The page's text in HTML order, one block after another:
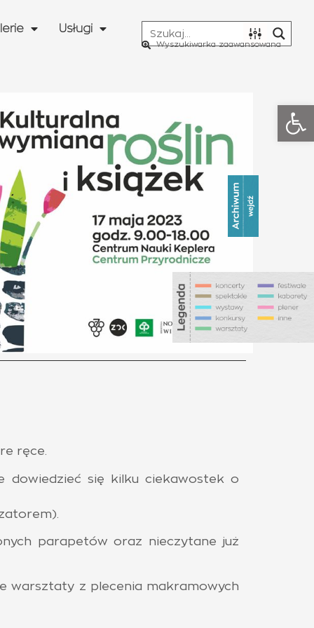
Usługi
Wyszukiwarka zaawansowana
ręce.
dowiedzieć się kilku ciekawostek o
parapetów oraz nieczytane już
warsztaty z plecenia makramowych